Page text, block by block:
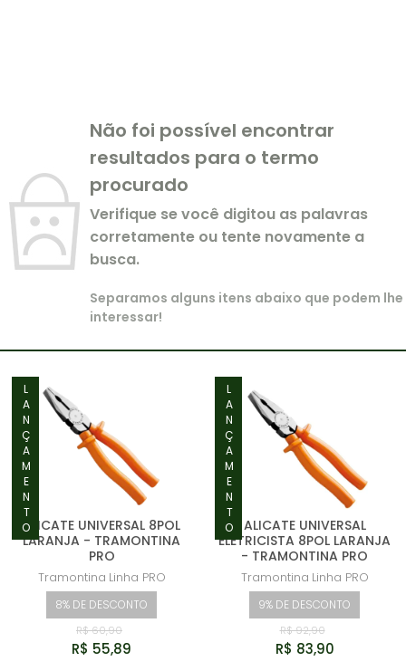
Não foi possível encontrar
resultados para o termo
procurado
Verifique se você digitou as palavras
corretamente ou tente novamente a
busca.
Separamos alguns itens abaixo que podem lhe
interessar!
LANÇAMENTO
ALICATE UNIVERSAL 8POL
LARANJA - TRAMONTINA
PRO
Tramontina Linha PRO
8% DE DESCONTO
R$ 60,90
R$ 55,89
LANÇAMENTO ALICATE UNIVERSAL
ELETRICISTA 8POL LARANJA
- TRAMONTINA PRO
Tramontina Linha PRO
9% DE DESCONTO
R$ 92,90
R$ 83,90